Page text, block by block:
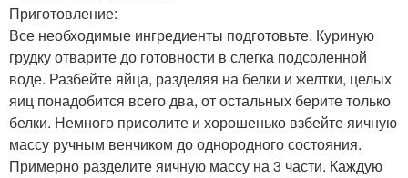
Приготовление:
Все необходимые ингредиенты подготовьте. Куриную
грудку отварите до готовности в слегка подсоленной
воде. Разбейте яйца, разделяя на белки и желтки, целых
яиц понадобится всего два, от остальных берите только
белки. Немного присолите и хорошенько взбейте яичную
массу ручным венчиком до однородного состояния.
Примерно разделите яичную массу на 3 части. Каждую